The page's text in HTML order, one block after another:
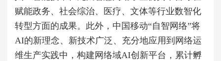
赋能政务、社会综治、医疗、文体等行业数智化
转型方面的成果。此外，中国移动“自智网络”将
AI的新理念、新技术广泛、充分地应用到网络运
维生产实践中，构建网络域AI创新平台，累计孵